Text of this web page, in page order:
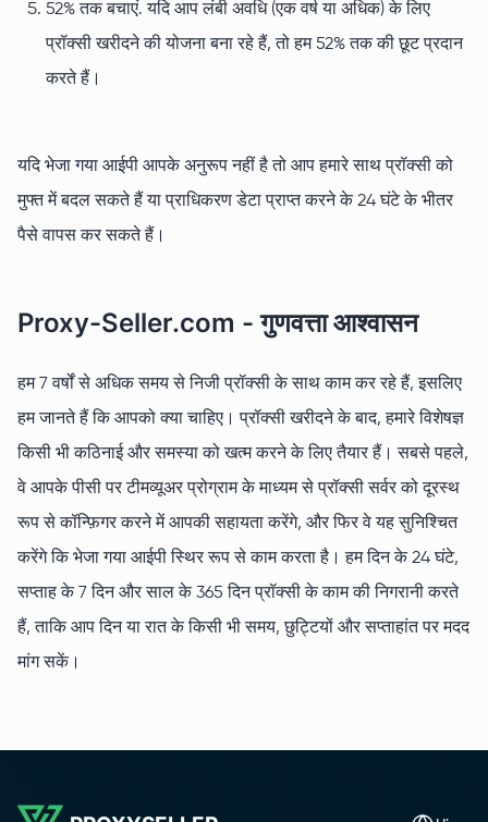
52% तक बचाएं. यदि आप लंबी अवधि (एक वर्ष या अधिक) के लिए
प्रॉक्सी खरीदने की योजना बना रहे हैं, तो हम 52% तक की छूट प्रदान
करते हैं।
यदि भेजा गया आईपी आपके अनुरूप नहीं है तो आप हमारे साथ प्रॉक्सी को
मुफ्त में बदल सकते हैं या प्राधिकरण डेटा प्राप्त करने के 24 घंटे के भीतर
पैसे वापस कर सकते हैं।
Proxy-Seller.com - गुणवत्ता आश्वासन
हम 7 वर्षों से अधिक समय से निजी प्रॉक्सी के साथ काम कर रहे हैं, इसलिए
हम जानते हैं कि आपको क्या चाहिए। प्रॉक्सी खरीदने के बाद, हमारे विशेषज्ञ
किसी भी कठिनाई और समस्या को खत्म करने के लिए तैयार हैं। सबसे पहले,
वे आपके पीसी पर टीमव्यूअर प्रोग्राम के माध्यम से प्रॉक्सी सर्वर को दूरस्थ
रूप से कॉन्फ़िगर करने में आपकी सहायता करेंगे, और फिर वे यह सुनिश्चित
करेंगे कि भेजा गया आईपी स्थिर रूप से काम करता है। हम दिन के 24 घंटे,
सप्ताह के 7 दिन और साल के 365 दिन प्रॉक्सी के काम की निगरानी करते
हैं, ताकि आप दिन या रात के किसी भी समय, छुट्टियों और सप्ताहांत पर मदद
मांग सकें।